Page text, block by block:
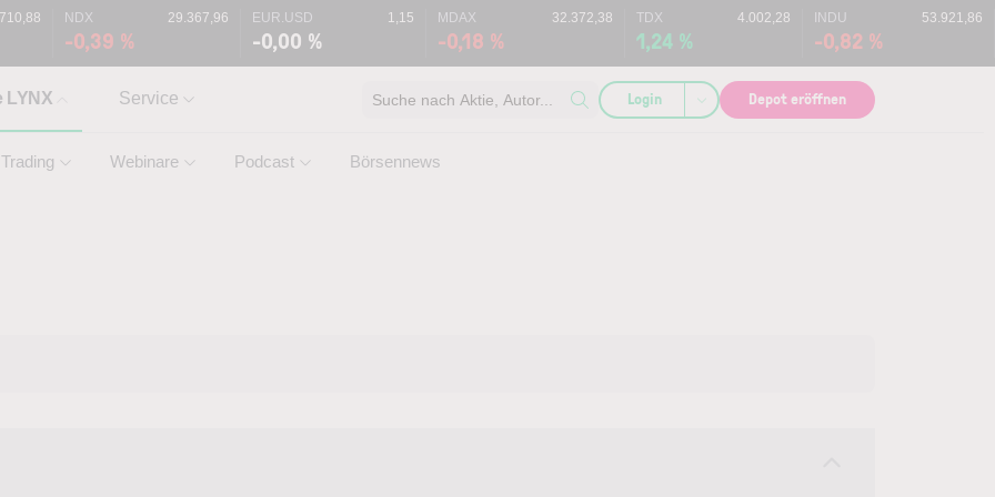
NDX 29.367,96
-0,39 %
EUR.USD 1,15
-0,00 %
MDAX 32.372,38
-0,18 %
TDX 4.002,28
1,24 %
INDU 53.921,86
-0,82 %
LYNX
Trading Webinare Podcast Börsennews
Service Suche nach Aktie, Autor... Login Depot eröffnen